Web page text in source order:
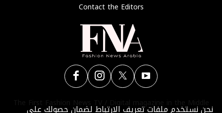
Contact the Editors
The First Fashion News TV / Digital magazine in the Middle
نحن نستخدم ملفات تعريف الارتباط لضمان حصولك على